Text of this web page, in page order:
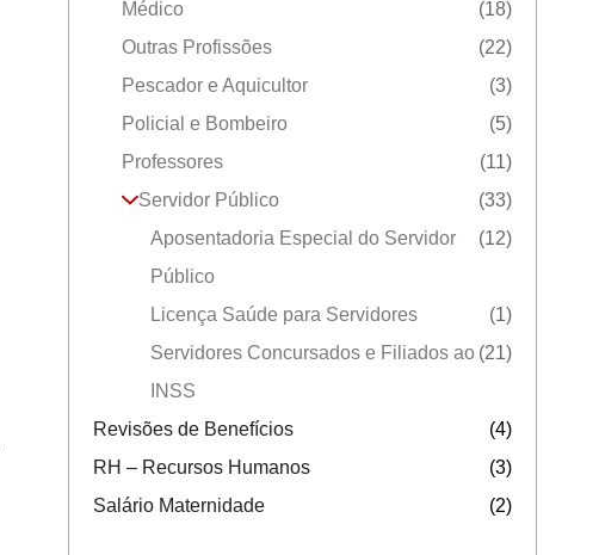
Médico
(18)
Outras Profissões
(22)
Pescador e Aquicultor
(3)
Policial e Bombeiro
(5)
Professores
(11)
Servidor Público
(33)
Aposentadoria Especial do Servidor
Público
(12)
Licença Saúde para Servidores
(1)
Servidores Concursados e Filiados ao
INSS
(21)
Revisões de Benefícios
(4)
RH – Recursos Humanos
(3)
Salário Maternidade
(2)